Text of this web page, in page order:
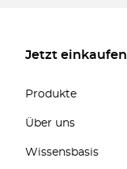
Jetzt einkaufen
Produkte
Über uns
Wissensbasis